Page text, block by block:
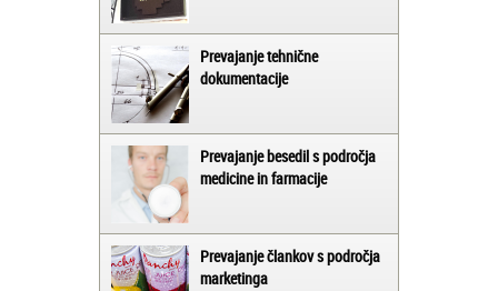
Prevajanje tehnične
dokumentacije
Prevajanje besedil s področja
medicine in farmacije
Prevajanje člankov s področja
marketinga